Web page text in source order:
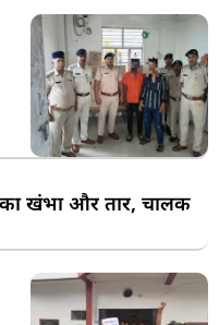
खंभा और तार, चालक